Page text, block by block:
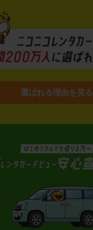
選ばれる理由を見る